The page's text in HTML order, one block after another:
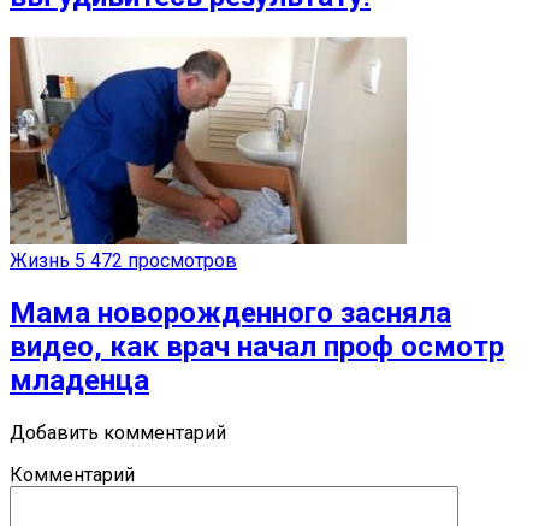
Жизнь 5 472 просмотров
Мама новорожденного засняла
видео, как врач начал проф осмотр
младенца
Добавить комментарий
Комментарий